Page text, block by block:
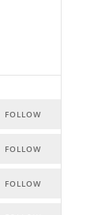
FOLLOW
FOLLOW
FOLLOW